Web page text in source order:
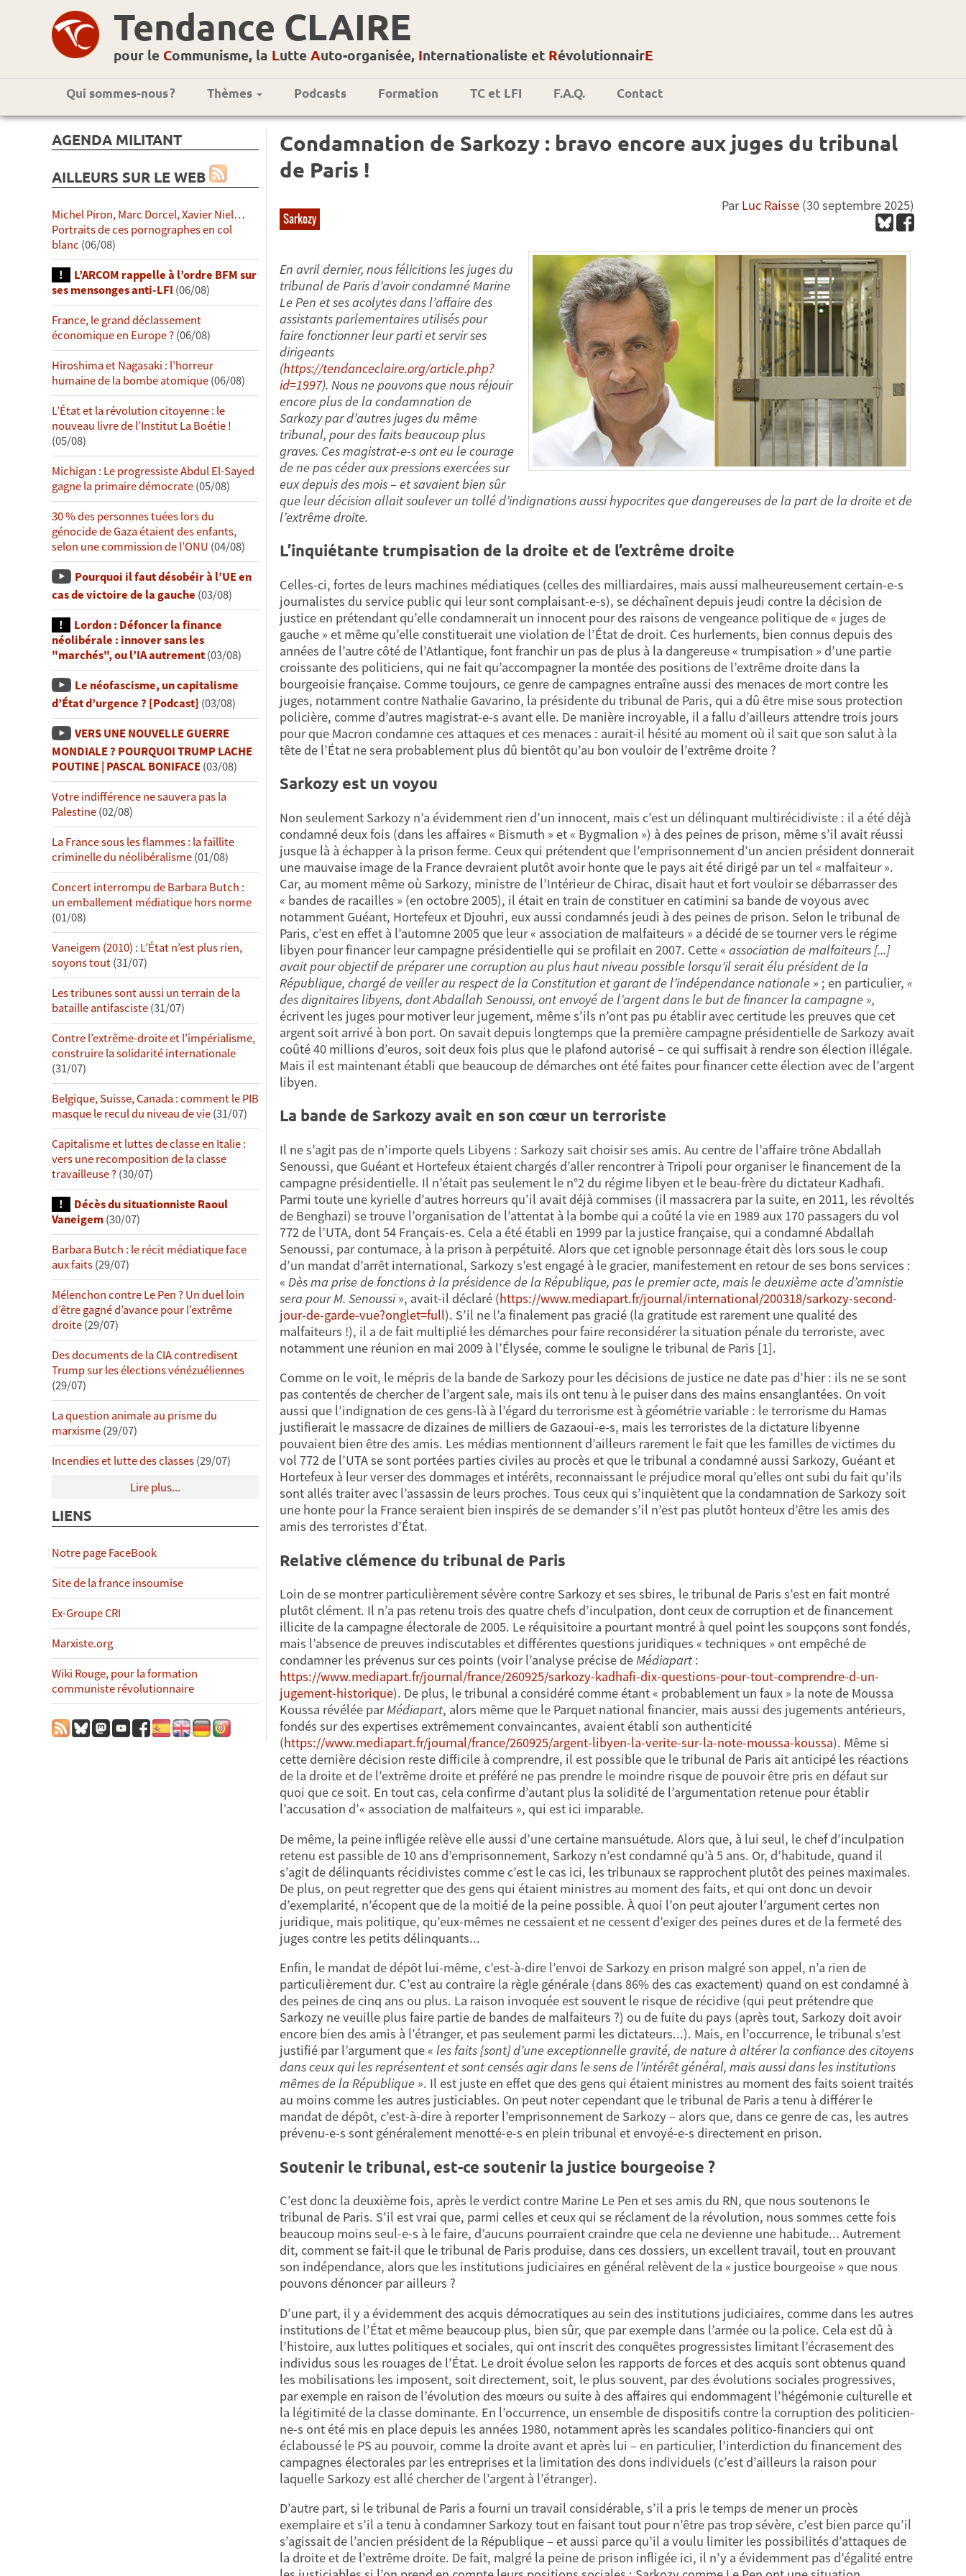
Tendance CLAIRE
pour le Communisme, la Lutte Auto-organisée, Internationaliste et RévolutionnairE
Qui sommes-nous ? Thèmes Podcasts Formation TC et LFI F.A.Q. Contact
AGENDA MILITANT
AILLEURS SUR LE WEB
Michel Piron, Marc Dorcel, Xavier Niel…
Portraits de ces pornographes en col
blanc (06/08)
L’ARCOM rappelle à l’ordre BFM sur
ses mensonges anti-LFI (06/08)
France, le grand déclassement
économique en Europe ?(06/08)
Hiroshima et Nagasaki : l’horreur
humaine de la bombe atomique(06/08)
L’État et la révolution citoyenne : le
nouveau livre de l’Institut La Boétie !
(05/08)
Michigan : Le progressiste Abdul El-Sayed
gagne la primaire démocrate(05/08)
30 % des personnes tuées lors du
génocide de Gaza étaient des enfants,
selon une commission de l’ONU (04/08)
Pourquoi il faut désobéir à l’UE en
cas de victoire de la gauche (03/08)
Lordon : Défoncer la finance
néolibérale : innover sans les
"marchés", ou l’IA autrement(03/08)
Le néofascisme, un capitalisme
d’État d’urgence ? [Podcast] (03/08)
VERS UNE NOUVELLE GUERRE
MONDIALE ? POURQUOI TRUMP LACHE
POUTINE | PASCAL BONIFACE(03/08)
Votre indifférence ne sauvera pas la
Palestine(02/08)
La France sous les flammes : la faillite
criminelle du néolibéralisme(01/08)
Concert interrompu de Barbara Butch :
un emballement médiatique hors norme
(01/08)
Vaneigem (2010) : L’État n’est plus rien,
soyons tout(31/07)
Les tribunes sont aussi un terrain de la
bataille antifasciste(31/07)
Contre l’extrême-droite et l’impérialisme,
construire la solidarité internationale
(31/07)
Belgique, Suisse, Canada : comment le PIB
masque le recul du niveau de vie(31/07)
Capitalisme et luttes de classe en Italie :
vers une recomposition de la classe
travailleuse ?(30/07)
Décès du situationniste Raoul
Vaneigem(30/07)
Barbara Butch : le récit médiatique face
aux faits(29/07)
Mélenchon contre Le Pen ? Un duel loin
d’être gagné d’avance pour l’extrême
droite(29/07)
Des documents de la CIA contredisent
Trump sur les élections vénézuéliennes
(29/07)
La question animale au prisme du
marxisme(29/07)
Incendies et lutte des classes(29/07)
Lire plus...
LIENS
Notre page FaceBook
Site de la france insoumise
Ex-Groupe CRI
Marxiste.org
Wiki Rouge, pour la formation
communiste révolutionnaire
Condamnation de Sarkozy : bravo encore aux juges du tribunal
de Paris !
Sarkozy
ParLuc Raisse (30 septembre 2025)
En avril dernier, nous félicitions les juges du
tribunal de Paris d’avoir condamné Marine
Le Pen et ses acolytes dans l’affaire des
assistants parlementaires utilisés pour
faire fonctionner leur parti et servir ses
dirigeants
(https://tendanceclaire.org/article.php?
id=1997). Nous ne pouvons que nous réjouir
encore plus de la condamnation de
Sarkozy par d’autres juges du même
tribunal, pour des faits beaucoup plus
graves. Ces magistrat-e-s ont eu le courage
de ne pas céder aux pressions exercées sur
eux depuis des mois – et savaient bien sûr
que leur décision allait soulever un tollé d’indignations aussi hypocrites que dangereuses de la part de la droite et de
l’extrême droite.
L’inquiétante trumpisation de la droite et de l’extrême droite
Celles-ci, fortes de leurs machines médiatiques (celles des milliardaires, mais aussi malheureusement certain-e-s
journalistes du service public qui leur sont complaisant-e-s), se déchaînent depuis jeudi contre la décision de
justice en prétendant qu’elle condamnerait un innocent pour des raisons de vengeance politique de « juges de
gauche » et même qu’elle constituerait une violation de l’État de droit. Ces hurlements, bien connus depuis des
années de l’autre côté de l’Atlantique, font franchir un pas de plus à la dangereuse « trumpisation » d’une partie
croissante des politiciens, qui ne fait qu’accompagner la montée des positions de l’extrême droite dans la
bourgeoisie française. Comme toujours, ce genre de campagnes entraîne aussi des menaces de mort contre les
juges, notamment contre Nathalie Gavarino, la présidente du tribunal de Paris, qui a dû être mise sous protection
policière, comme d’autres magistrat-e-s avant elle. De manière incroyable, il a fallu d’ailleurs attendre trois jours
pour que Macron condamne ces attaques et ces menaces : aurait-il hésité au moment où il sait que son salut à la
tête de l’État ne sera probablement plus dû bientôt qu’au bon vouloir de l’extrême droite ?
Sarkozy est un voyou
Non seulement Sarkozy n’a évidemment rien d’un innocent, mais c’est un délinquant multirécidiviste : il a été déjà
condamné deux fois (dans les affaires « Bismuth » et « Bygmalion ») à des peines de prison, même s’il avait réussi
jusque là à échapper à la prison ferme. Ceux qui prétendent que l’emprisonnement d’un ancien président donnerait
une mauvaise image de la France devraient plutôt avoir honte que le pays ait été dirigé par un tel « malfaiteur ».
Car, au moment même où Sarkozy, ministre de l’Intérieur de Chirac, disait haut et fort vouloir se débarrasser des
« bandes de racailles » (en octobre 2005), il était en train de constituer en catimini sa bande de voyous avec
notamment Guéant, Hortefeux et Djouhri, eux aussi condamnés jeudi à des peines de prison. Selon le tribunal de
Paris, c’est en effet à l’automne 2005 que leur « association de malfaiteurs » a décidé de se tourner vers le régime
libyen pour financer leur campagne présidentielle qui se profilait en 2007. Cette « association de malfaiteurs [...]
avait pour objectif de préparer une corruption au plus haut niveau possible lorsqu’il serait élu président de la
République, chargé de veiller au respect de la Constitution et garant de l’indépendance nationale» ; en particulier, «
des dignitaires libyens, dont Abdallah Senoussi, ont envoyé de l’argent dans le but de financer la campagne »,
écrivent les juges pour motiver leur jugement, même s’ils n’ont pas pu établir avec certitude les preuves que cet
argent soit arrivé à bon port. On savait depuis longtemps que la première campagne présidentielle de Sarkozy avait
coûté 40 millions d’euros, soit deux fois plus que le plafond autorisé – ce qui suffisait à rendre son élection illégale.
Mais il est maintenant établi que beaucoup de démarches ont été faites pour financer cette élection avec de l’argent
libyen.
La bande de Sarkozy avait en son cœur un terroriste
Il ne s’agit pas de n’importe quels Libyens : Sarkozy sait choisir ses amis. Au centre de l’affaire trône Abdallah
Senoussi, que Guéant et Hortefeux étaient chargés d’aller rencontrer à Tripoli pour organiser le financement de la
campagne présidentielle. Il n’était pas seulement le n°2 du régime libyen et le beau-frère du dictateur Kadhafi.
Parmi toute une kyrielle d’autres horreurs qu’il avait déjà commises (il massacrera par la suite, en 2011, les révoltés
de Benghazi) se trouve l’organisation de l’attentat à la bombe qui a coûté la vie en 1989 aux 170 passagers du vol
772 de l’UTA, dont 54 Français-es. Cela a été établi en 1999 par la justice française, qui a condamné Abdallah
Senoussi, par contumace, à la prison à perpétuité. Alors que cet ignoble personnage était dès lors sous le coup
d’un mandat d’arrêt international, Sarkozy s’est engagé à le gracier, manifestement en retour de ses bons services :
« Dès ma prise de fonctions à la présidence de la République, pas le premier acte, mais le deuxième acte d’amnistie
sera pour M. Senoussi», avait-il déclaré (https://www.mediapart.fr/journal/international/200318/sarkozy-second-
jour-de-garde-vue?onglet=full). S’il ne l’a finalement pas gracié (la gratitude est rarement une qualité des
malfaiteurs !), il a de fait multiplié les démarches pour faire reconsidérer la situation pénale du terroriste, avec
notamment une réunion en mai 2009 à l’Élysée, comme le souligne le tribunal de Paris [1].
Comme on le voit, le mépris de la bande de Sarkozy pour les décisions de justice ne date pas d’hier : ils ne se sont
pas contentés de chercher de l’argent sale, mais ils ont tenu à le puiser dans des mains ensanglantées. On voit
aussi que l’indignation de ces gens-là à l’égard du terrorisme est à géométrie variable : le terrorisme du Hamas
justifierait le massacre de dizaines de milliers de Gazaoui-e-s, mais les terroristes de la dictature libyenne
pouvaient bien être des amis. Les médias mentionnent d’ailleurs rarement le fait que les familles de victimes du
vol 772 de l’UTA se sont portées parties civiles au procès et que le tribunal a condamné aussi Sarkozy, Guéant et
Hortefeux à leur verser des dommages et intérêts, reconnaissant le préjudice moral qu’elles ont subi du fait qu’ils
sont allés traiter avec l’assassin de leurs proches. Tous ceux qui s’inquiètent que la condamnation de Sarkozy soit
une honte pour la France seraient bien inspirés de se demander s’il n’est pas plutôt honteux d’être les amis des
amis des terroristes d’État.
Relative clémence du tribunal de Paris
Loin de se montrer particulièrement sévère contre Sarkozy et ses sbires, le tribunal de Paris s’est en fait montré
plutôt clément. Il n’a pas retenu trois des quatre chefs d’inculpation, dont ceux de corruption et de financement
illicite de la campagne électorale de 2005. Le réquisitoire a pourtant montré à quel point les soupçons sont fondés,
mais l’absence de preuves indiscutables et différentes questions juridiques « techniques » ont empêché de
condamner les prévenus sur ces points (voir l’analyse précise deMédiapart:
https://www.mediapart.fr/journal/france/260925/sarkozy-kadhafi-dix-questions-pour-tout-comprendre-d-un-
jugement-historique). De plus, le tribunal a considéré comme étant « probablement un faux » la note de Moussa
Koussa révélée parMédiapart, alors même que le Parquet national financier, mais aussi des jugements antérieurs,
fondés sur des expertises extrêmement convaincantes, avaient établi son authenticité
(https://www.mediapart.fr/journal/france/260925/argent-libyen-la-verite-sur-la-note-moussa-koussa). Même si
cette dernière décision reste difficile à comprendre, il est possible que le tribunal de Paris ait anticipé les réactions
de la droite et de l’extrême droite et préféré ne pas prendre le moindre risque de pouvoir être pris en défaut sur
quoi que ce soit. En tout cas, cela confirme d’autant plus la solidité de l’argumentation retenue pour établir
l’accusation d’« association de malfaiteurs », qui est ici imparable.
De même, la peine infligée relève elle aussi d’une certaine mansuétude. Alors que, à lui seul, le chef d’inculpation
retenu est passible de 10 ans d’emprisonnement, Sarkozy n’est condamné qu’à 5 ans. Or, d’habitude, quand il
s’agit de délinquants récidivistes comme c’est le cas ici, les tribunaux se rapprochent plutôt des peines maximales.
De plus, on peut regretter que des gens qui étaient ministres au moment des faits, et qui ont donc un devoir
d’exemplarité, n’écopent que de la moitié de la peine possible. À quoi l’on peut ajouter l’argument certes non
juridique, mais politique, qu’eux-mêmes ne cessaient et ne cessent d’exiger des peines dures et de la fermeté des
juges contre les petits délinquants...
Enfin, le mandat de dépôt lui-même, c’est-à-dire l’envoi de Sarkozy en prison malgré son appel, n’a rien de
particulièrement dur. C’est au contraire la règle générale (dans 86% des cas exactement) quand on est condamné à
des peines de cinq ans ou plus. La raison invoquée est souvent le risque de récidive (qui peut prétendre que
Sarkozy ne veuille plus faire partie de bandes de malfaiteurs ?) ou de fuite du pays (après tout, Sarkozy doit avoir
encore bien des amis à l’étranger, et pas seulement parmi les dictateurs...). Mais, en l’occurrence, le tribunal s’est
justifié par l’argument que « les faits [sont]d’une exceptionnelle gravité, de nature à altérer la confiance des citoyens
dans ceux qui les représentent et sont censés agir dans le sens de l’intérêt général, mais aussi dans les institutions
mêmes de la République ». Il est juste en effet que des gens qui étaient ministres au moment des faits soient traités
au moins comme les autres justiciables. On peut noter cependant que le tribunal de Paris a tenu à différer le
mandat de dépôt, c’est-à-dire à reporter l’emprisonnement de Sarkozy – alors que, dans ce genre de cas, les autres
prévenu-e-s sont généralement menotté-e-s en plein tribunal et envoyé-e-s directement en prison.
Soutenir le tribunal, est-ce soutenir la justice bourgeoise ?
C’est donc la deuxième fois, après le verdict contre Marine Le Pen et ses amis du RN, que nous soutenons le
tribunal de Paris. S’il est vrai que, parmi celles et ceux qui se réclament de la révolution, nous sommes cette fois
beaucoup moins seul-e-s à le faire, d’aucuns pourraient craindre que cela ne devienne une habitude... Autrement
dit, comment se fait-il que le tribunal de Paris produise, dans ces dossiers, un excellent travail, tout en prouvant
son indépendance, alors que les institutions judiciaires en général relèvent de la « justice bourgeoise » que nous
pouvons dénoncer par ailleurs ?
D’une part, il y a évidemment des acquis démocratiques au sein des institutions judiciaires, comme dans les autres
institutions de l’État et même beaucoup plus, bien sûr, que par exemple dans l’armée ou la police. Cela est dû à
l’histoire, aux luttes politiques et sociales, qui ont inscrit des conquêtes progressistes limitant l’écrasement des
individus sous les rouages de l’État. Le droit évolue selon les rapports de forces et des acquis sont obtenus quand
les mobilisations les imposent, soit directement, soit, le plus souvent, par des évolutions sociales progressives,
par exemple en raison de l’évolution des mœurs ou suite à des affaires qui endommagent l’hégémonie culturelle et
la légitimité de la classe dominante. En l’occurrence, un ensemble de dispositifs contre la corruption des politicien-
ne-s ont été mis en place depuis les années 1980, notamment après les scandales politico-financiers qui ont
éclaboussé le PS au pouvoir, comme la droite avant et après lui – en particulier, l’interdiction du financement des
campagnes électorales par les entreprises et la limitation des dons individuels (c’est d’ailleurs la raison pour
laquelle Sarkozy est allé chercher de l’argent à l’étranger).
D’autre part, si le tribunal de Paris a fourni un travail considérable, s’il a pris le temps de mener un procès
exemplaire et s’il a tenu à condamner Sarkozy tout en faisant tout pour n’être pas trop sévère, c’est bien parce qu’il
s’agissait de l’ancien président de la République – et aussi parce qu’il a voulu limiter les possibilités d’attaques de
la droite et de l’extrême droite. De fait, malgré la peine de prison infligée ici, il n’y a évidemment pas d’égalité entre